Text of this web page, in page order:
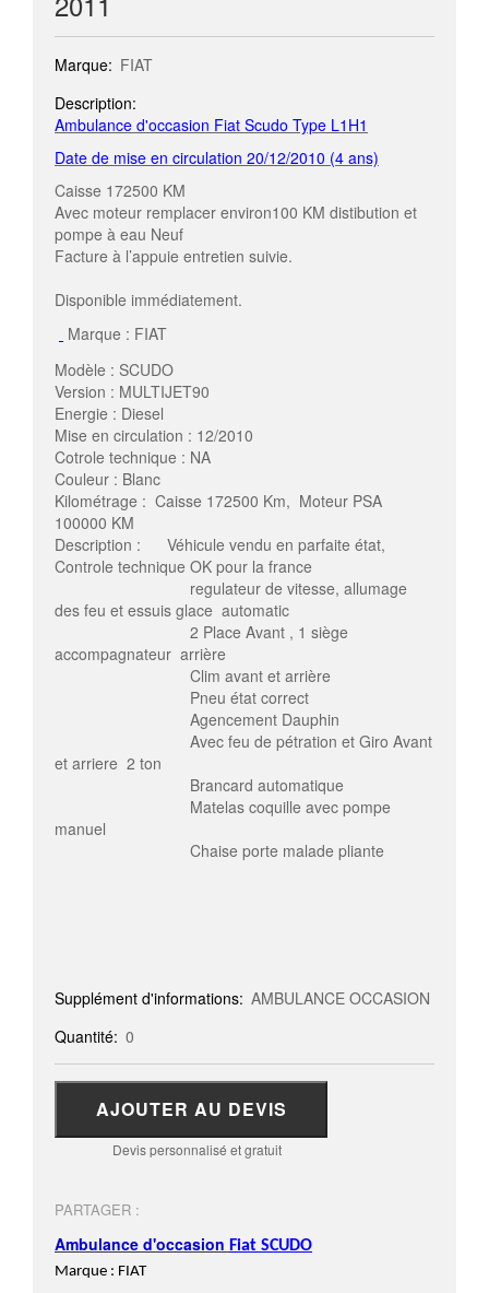
Marque: FIAT
Description:
Ambulance d'occasion Fiat Scudo Type L1H1
Date de mise en circulation 20/12/2010 (4 ans)
Caisse 172500 KM
Avec moteur remplacer environ100 KM distibution et
pompe à eau Neuf
Facture à l’appuie entretien suivie.
Disponible immédiatement.
Marque : FIAT
Modèle : SCUDO
Version : MULTIJET90
Energie : Diesel
Mise en circulation : 12/2010
Cotrole technique : NA
Couleur : Blanc
Kilométrage : Caisse 172500 Km, Moteur PSA
100000 KM
Description : Véhicule vendu en parfaite état,
Controle technique OK pour la france
regulateur de vitesse, allumage
des feu et essuis glace automatic
2 Place Avant , 1 siège
accompagnateur arrière
Clim avant et arrière
Pneu état correct
Agencement Dauphin
Avec feu de pétration et Giro Avant
et arriere 2 ton
Brancard automatique
Matelas coquille avec pompe
manuel
Chaise porte malade pliante
Supplément d'informations: AMBULANCE OCCASION
Quantité: 0
AJOUTER AU DEVIS
Devis personnalisé et gratuit
PARTAGER :
Ambulance d'occasion Fiat SCUDO
Marque : FIAT